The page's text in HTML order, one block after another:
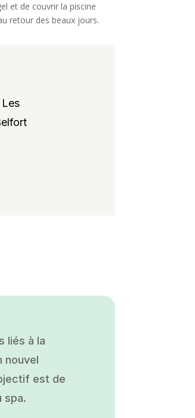
et de couvrir la piscine
retour des beaux jours.
liés à la
nouvel
est de
spa.